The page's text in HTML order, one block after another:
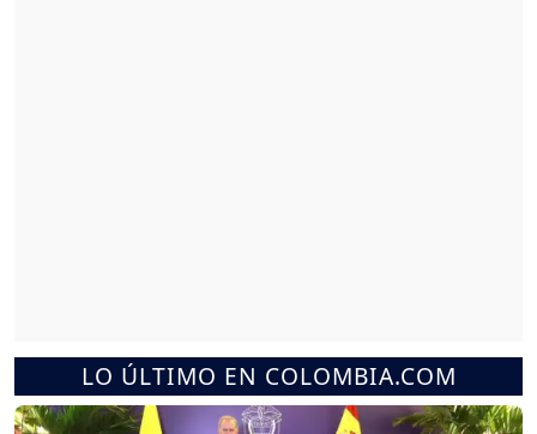
LO ÚLTIMO EN COLOMBIA.COM